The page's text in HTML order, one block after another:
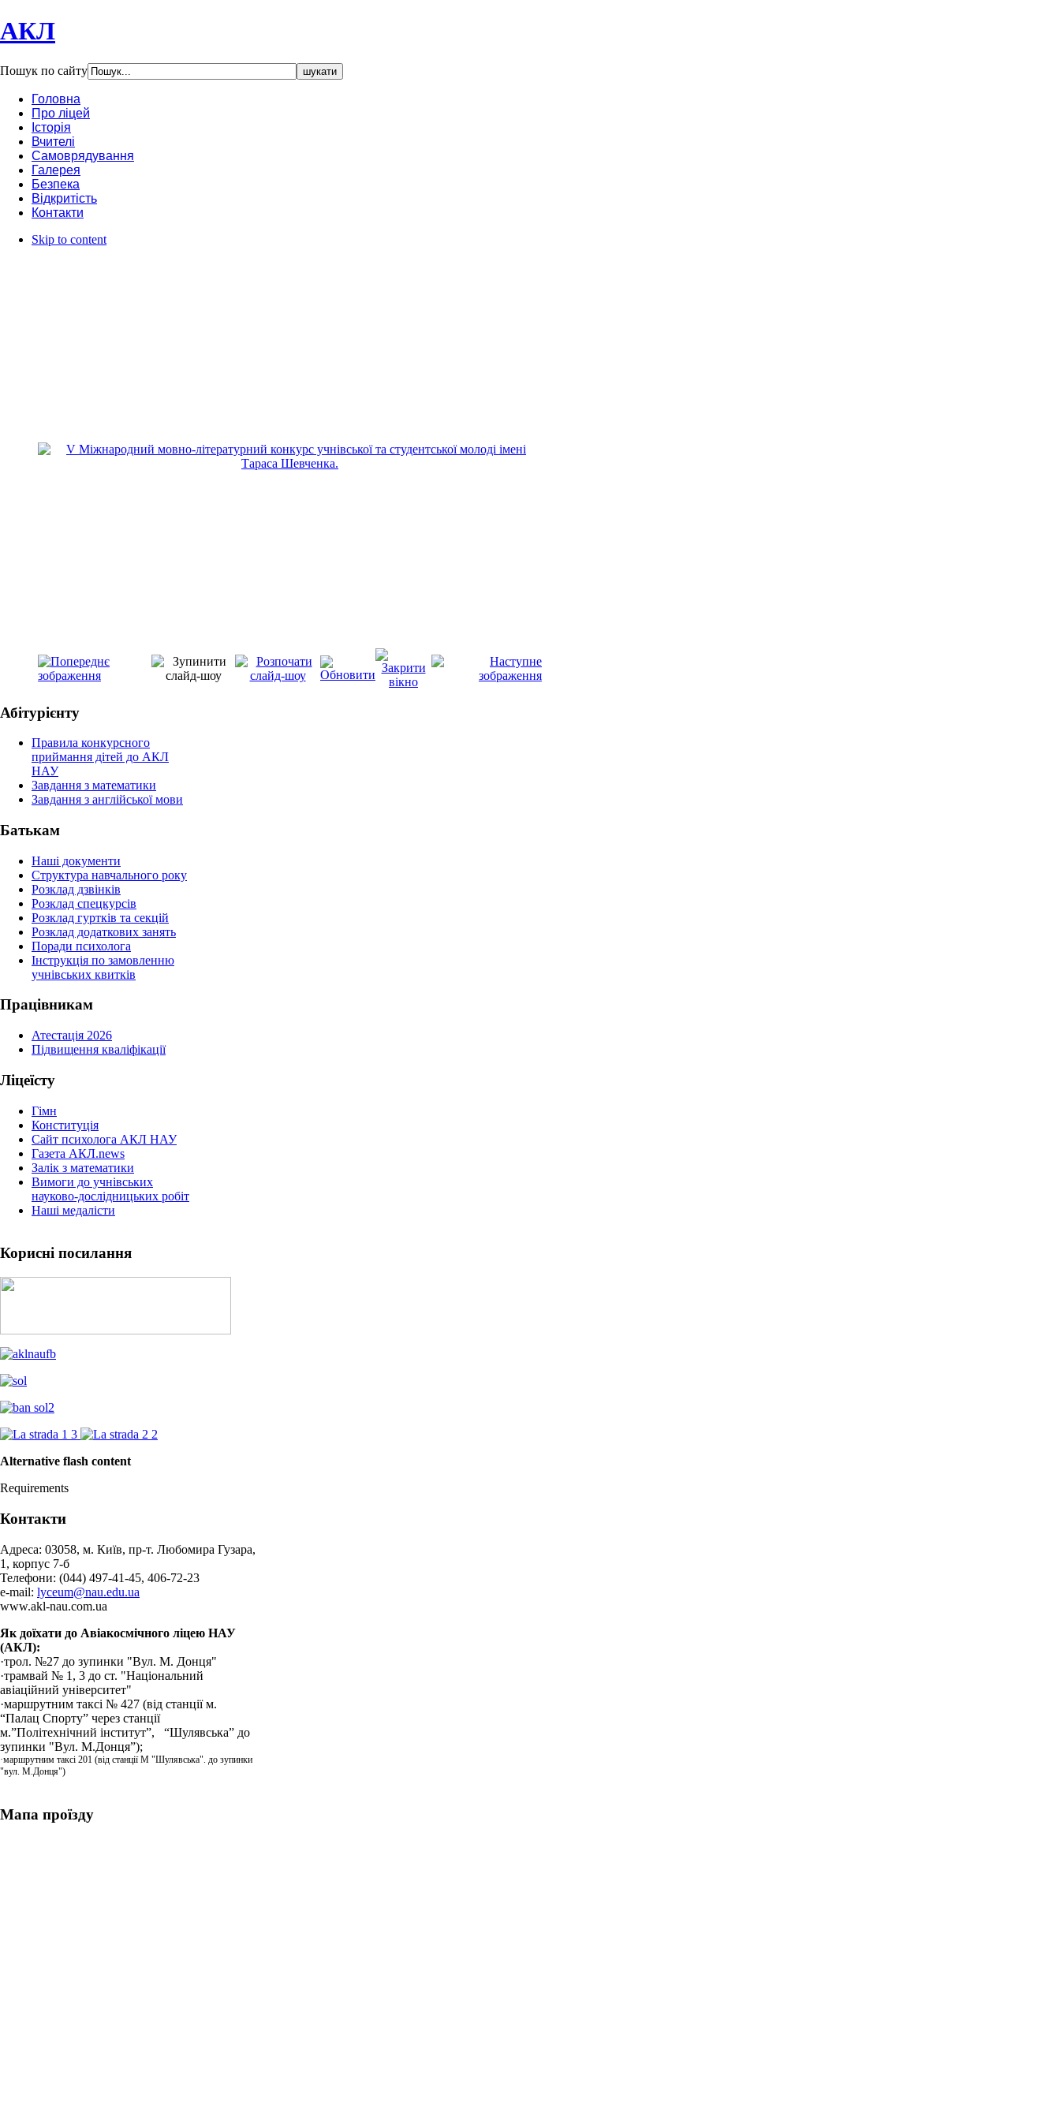
АКЛ
Пошук по сайту
Головна
Про ліцей
Історія
Вчителі
Самоврядування
Галерея
Безпека
Відкритість
Контакти
Skip to content
Абітурієнту
Правила конкурсного
приймання дітей до АКЛ
НАУ
Завдання з математики
Завдання з англійської мови
Батькам
Наші документи
Структура навчального року
Розклад дзвінків
Розклад спецкурсiв
Розклад гуртків та секцій
Розклад додаткових занять
Поради психолога
Інструкція по замовленню
учнівських квитків
Працівникам
Атестація 2026
Підвищення кваліфікації
Ліцеїсту
Гімн
Конституція
Сайт психолога АКЛ НАУ
Газета АКЛ.news
Залік з математики
Вимоги до учнівських
науково-дослідницьких робіт
Наші медалісти
Корисні посилання
Alternative flash content
Requirements
Контакти
Адреса: 03058, м. Київ, пр-т. Любомира Гузара,
1, корпус 7-б
Телефони: (044) 497-41-45, 406-72-23
e-mail: lyceum@nau.edu.ua
www.akl-nau.com.ua
Як доїхати до Авіакосмічного ліцею НАУ
(АКЛ):
·трол. №27 до зупинки "Вул. М. Донця"
·трамвай № 1, 3 до ст. "Національний
авіаційний університет"
·маршрутним таксі № 427 (від станції м.
“Палац Спорту” через станції
м.”Політехнічний інститут”, “Шулявська” до
зупинки "Вул. М.Донця”);
·маршрутним таксі 201 (від станції М "Шулявська". до зупинки
"вул. М.Донця")
Мапа проїзду